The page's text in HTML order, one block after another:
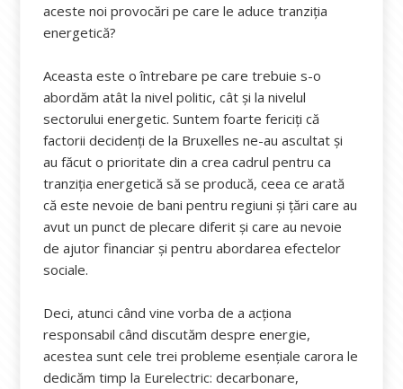
aceste noi provocări pe care le aduce tranziţia
energetică?
Aceasta este o întrebare pe care trebuie s-o
abordăm atât la nivel politic, cât şi la nivelul
sectorului energetic. Suntem foarte fericiţi că
factorii decidenţi de la Bruxelles ne-au ascultat şi
au făcut o prioritate din a crea cadrul pentru ca
tranziţia energetică să se producă, ceea ce arată
că este nevoie de bani pentru regiuni şi țări care au
avut un punct de plecare diferit şi care au nevoie
de ajutor financiar şi pentru abordarea efectelor
sociale.
Deci, atunci când vine vorba de a acţiona
responsabil când discutăm despre energie,
acestea sunt cele trei probleme esenţiale carora le
dedicăm timp la Eurelectric: decarbonare,